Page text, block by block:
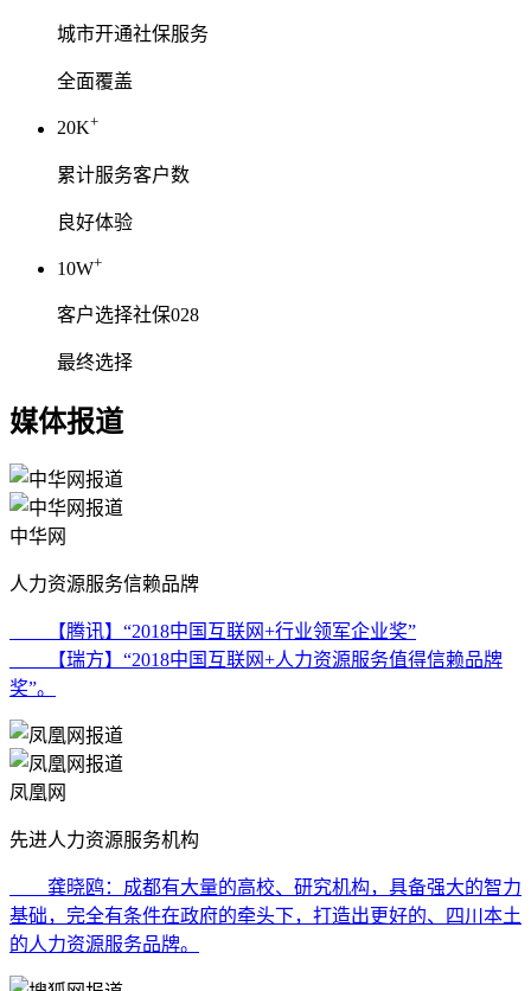
城市开通社保服务
全面覆盖
20K+
累计服务客户数
良好体验
10W+
客户选择社保028
最终选择
媒体报道
中华网
人力资源服务信赖品牌
【腾讯】“2018中国互联网+行业领军企业奖”
【瑞方】“2018中国互联网+人力资源服务值得信赖品牌
奖”。
凤凰网
先进人力资源服务机构
龚晓鸥：成都有大量的高校、研究机构，具备强大的智力
基础，完全有条件在政府的牵头下，打造出更好的、四川本土
的人力资源服务品牌。